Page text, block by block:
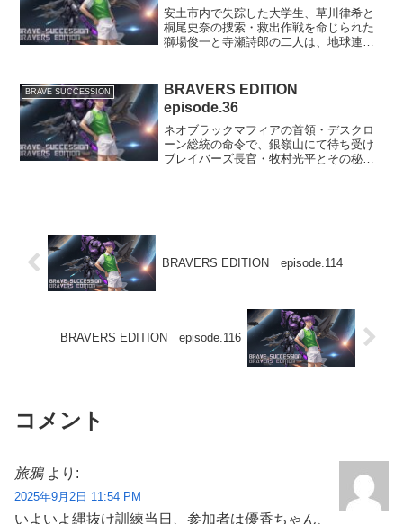
安土市内で失踪した大学生、草川律希と
桐尾史奈の捜索・救出作戦を命じられた
獅場俊一と寺瀬詩郎の二人は、地球連邦
ークル少尉（セリィ）と共に異世界タシ
ェニュヴルアへと渡り、...
BRAVE SUCCESSION
BRAVERS EDITION
episode.36
ネオブラックマフィアの首領・デスクロ
ーン総統の命令で、銀嶺山にて待ち受け
ブレイバーズ長官・牧村光平とその秘書
BRAVERS EDITION episode.114
BRAVERS EDITION episode.116
コメント
旅鴉 より:
2025年9月2日 11:54 PM
いよいよ縄抜け訓練当日、参加者は優香ちゃん、